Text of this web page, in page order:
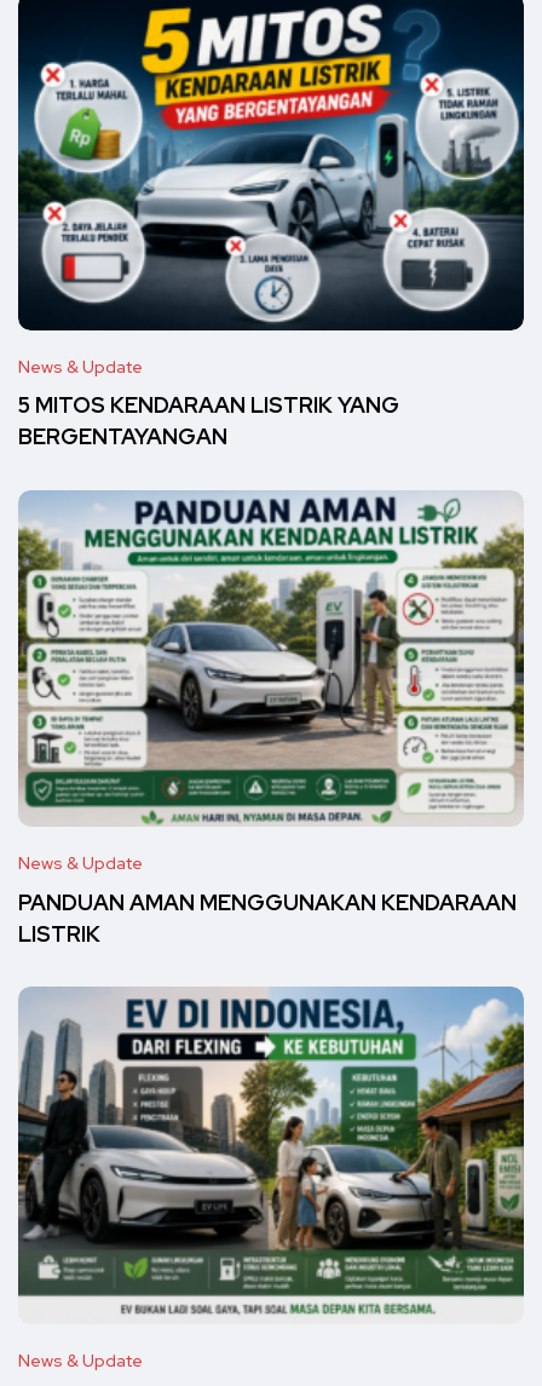
News & Update
5 MITOS KENDARAAN LISTRIK YANG
BERGENTAYANGAN
News & Update
PANDUAN AMAN MENGGUNAKAN KENDARAAN
LISTRIK
News & Update